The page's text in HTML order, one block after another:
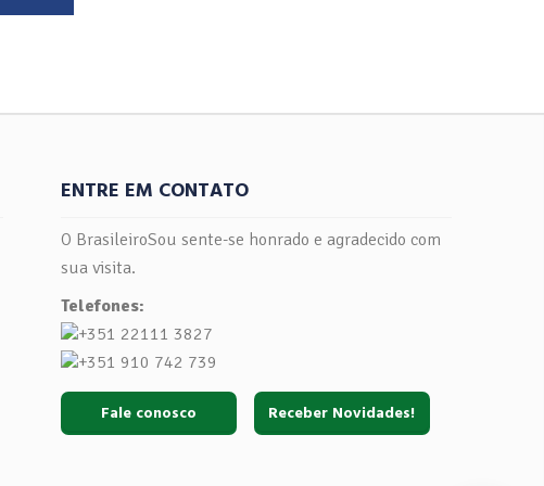
ENTRE EM CONTATO
O BrasileiroSou sente-se honrado e agradecido com
sua visita.
Telefones:
+351 22111 3827
+351 910 742 739
Fale conosco Receber Novidades!